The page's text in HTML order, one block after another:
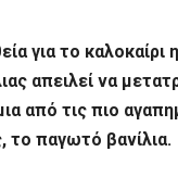
για το καλοκαίρι
απειλεί να
από τις πιο
το παγωτό βανίλια.